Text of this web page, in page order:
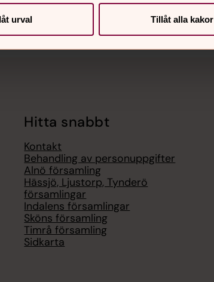
urval Tillåt alla kakor
Hitta snabbt
Kontakt
Behandling av personuppgifter
Alnö församling
Hässjö, Ljustorp, Tynderö
församlingar
Indalens församlingar
Sköns församling
Timrå församling
Sidkarta